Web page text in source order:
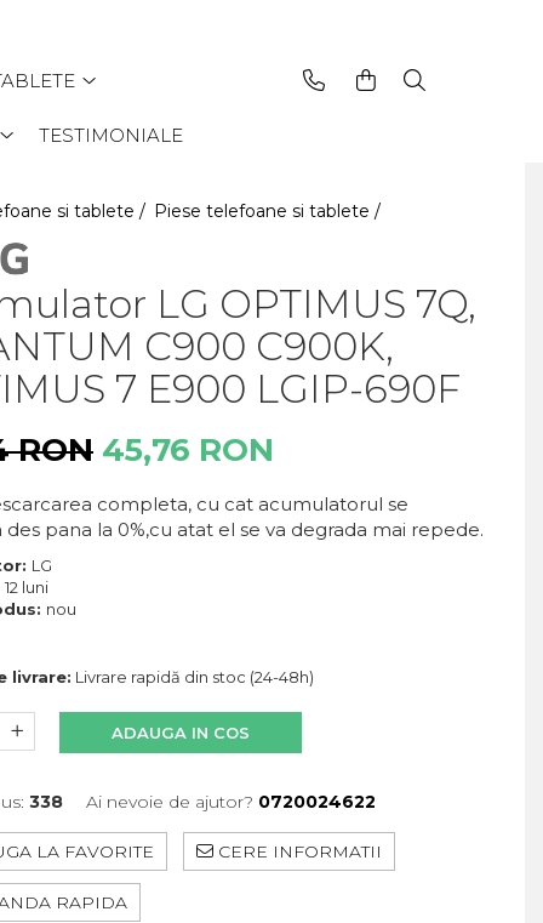
TESTIMONIALE
si tablete / Piese telefoane si tablete /
LG OPTIMUS 7Q,
C900 C900K,
7 E900 LGIP-690F
RON 45,76 RON
completa, cu cat acumulatorul se
des pana la 0%,cu atat el se va degrada mai repede.
LG
12 luni
nou
livrare: Livrare rapidă din stoc (24-48h)
ADAUGA IN COS
338 Ai nevoie de ajutor? 0720024622
LA FAVORITE CERE INFORMATII
RAPIDA